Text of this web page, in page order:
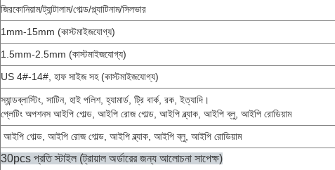
জিরকোনিয়াম/ট্যান্টালাম/গোল্ড/প্ল্যাটিনাম/সিলভার
1mm-15mm (কাস্টমাইজযোগ্য)
1.5mm-2.5mm (কাস্টমাইজযোগ্য)
US 4#-14#, হাফ সাইজ সহ (কাস্টমাইজযোগ্য)
স্যান্ডব্লাস্টিং, সাটিন, হাই পলিশ, হ্যামার্ড, ট্রি বার্ক, রক, ইত্যাদি।
প্লেটিং অপশনস আইপি গোল্ড, আইপি রোজ গোল্ড, আইপি ব্ল্যাক, আইপি ব্লু, আইপি রোডিয়াম
আইপি গোল্ড, আইপি রোজ গোল্ড, আইপি ব্ল্যাক, আইপি ব্লু, আইপি রোডিয়াম
30pcs প্রতি স্টাইল (ট্রায়াল অর্ডারের জন্য আলোচনা সাপেক্ষ)